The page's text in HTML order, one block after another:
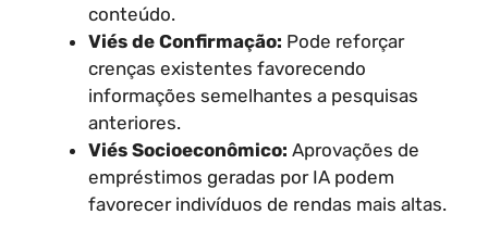
conteúdo.
Viés de Confirmação: Pode reforçar
crenças existentes favorecendo
informações semelhantes a pesquisas
anteriores.
Viés Socioeconômico: Aprovações de
empréstimos geradas por IA podem
favorecer indivíduos de rendas mais altas.